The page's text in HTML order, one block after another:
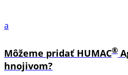
a
Môžeme pridať HUMAC®
hnojivom?